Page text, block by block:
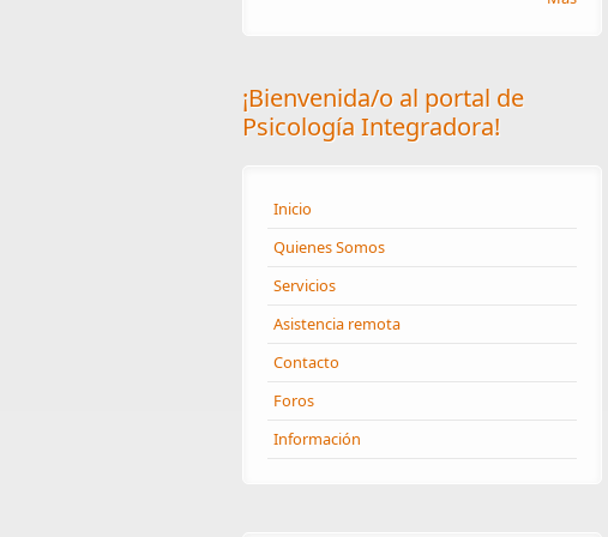
¡Bienvenida/o al portal de
Psicología Integradora!
Inicio
Quienes Somos
Servicios
Asistencia remota
Contacto
Foros
Información